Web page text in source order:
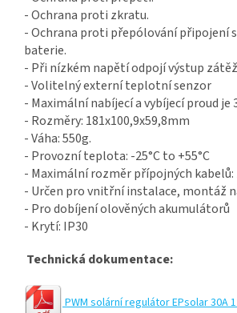
- Ochrana proti zkratu.
- Ochrana proti přepólování připojení
baterie.
- Při nízkém napětí odpojí výstup
- Volitelný externí teplotní senzor
- Maximální nabíjecí a vybíjecí proud je
- Rozměry: 181x100,9x59,8mm
- Váha: 550g.
- Provozní teplota: -25°C to +55°C
- Maximální rozměr přípojných kabelů:
- Určen pro vnitřní instalace, montáž
- Pro dobíjení olověných akumulátorů
- Krytí: IP30
Technická dokumentace:
PWM solární regulátor EPsolar 30A